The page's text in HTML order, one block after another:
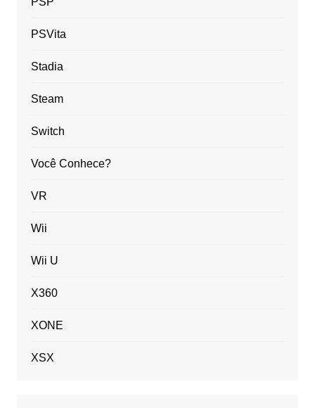
PSVita
Stadia
Steam
Switch
Você Conhece?
VR
Wii
Wii U
X360
XONE
XSX